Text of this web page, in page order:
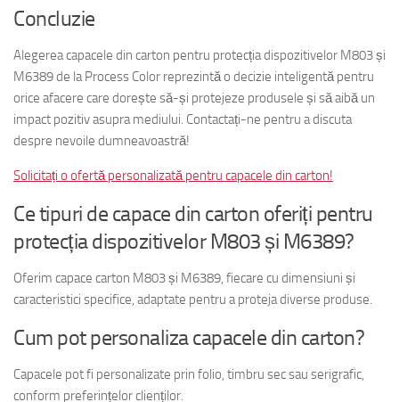
Concluzie
Alegerea capacele din carton pentru protecția dispozitivelor M803 și
M6389 de la Process Color reprezintă o decizie inteligentă pentru
orice afacere care dorește să-și protejeze produsele și să aibă un
impact pozitiv asupra mediului. Contactați-ne pentru a discuta
despre nevoile dumneavoastră!
Solicitați o ofertă personalizată pentru capacele din carton!
Ce tipuri de capace din carton oferiți pentru
protecția dispozitivelor M803 și M6389?
Oferim capace carton M803 și M6389, fiecare cu dimensiuni și
caracteristici specifice, adaptate pentru a proteja diverse produse.
Cum pot personaliza capacele din carton?
Capacele pot fi personalizate prin folio, timbru sec sau serigrafic,
conform preferințelor clienților.